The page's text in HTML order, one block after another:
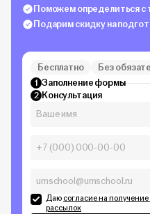
Поможем определиться с
Подарим скидку на
Бесплатно Без
1 Заполнение формы
2 Консультация
Даюсогласие на
рассылок